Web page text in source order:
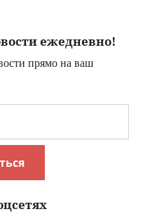
ежедневно!
прямо на ваш